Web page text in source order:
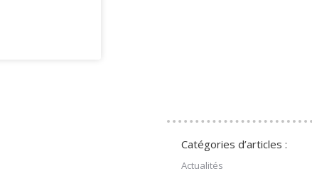
Catégories d’articles :
Actualités